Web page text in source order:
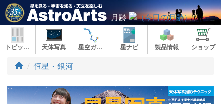
月齢
トピックス 天体写真 星空ガイド 星ナビ 製品情報 ショップ
ト
プ
恒星・銀河